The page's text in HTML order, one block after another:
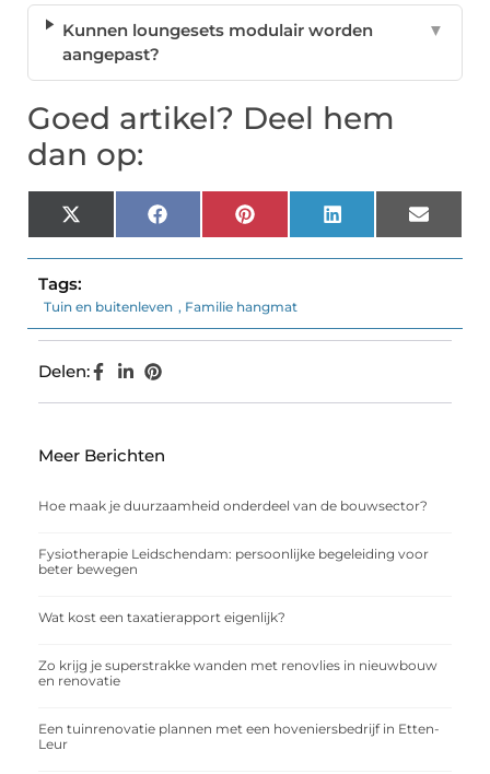
Kunnen loungesets modulair worden
aangepast?
▼
Goed artikel? Deel hem
dan op:
X
(Twitter)
FacebookPinterest LinkedIn Email
Tags:
Tuin en buitenleven , Familie hangmat
Delen:
Meer Berichten
Hoe maak je duurzaamheid onderdeel van de bouwsector?
Fysiotherapie Leidschendam: persoonlijke begeleiding voor
beter bewegen
Wat kost een taxatierapport eigenlijk?
Zo krijg je superstrakke wanden met renovlies in nieuwbouw
en renovatie
Een tuinrenovatie plannen met een hoveniersbedrijf in Etten-
Leur